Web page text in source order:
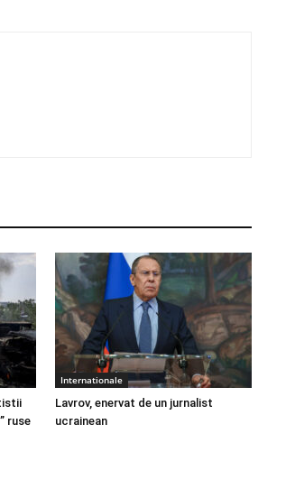
ruse
Internationale
Lavrov, enervat de un jurnalist
ucrainean